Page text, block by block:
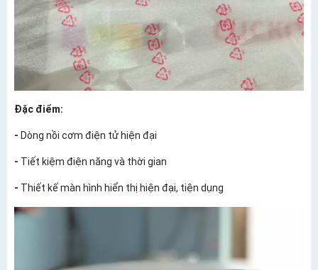
Đặc điểm:
- Dòng nồi cơm điện tử hiện đại
- Tiết kiệm điện năng và thời gian
- Thiết kế màn hình hiển thị hiện đại, tiện dụng